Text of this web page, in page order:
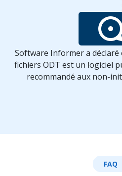
Software Informer a déclaré
fichiers ODT est un logiciel
recommandé aux non-
FAQ